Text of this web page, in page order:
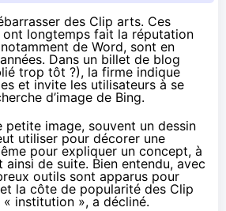
des Clip arts. Ces
ont longtemps fait la réputation
de Word, sont en
Dans un billet de blog
trop tôt ?), la firme indique
et invite les utilisateurs à se
d’image de Bing.
petite image, souvent un dessin
utiliser pour décorer une
pour expliquer un concept, à
ainsi de suite. Bien entendu, avec
outils sont apparus pour
la côte de popularité des Clip
institution », a décliné.